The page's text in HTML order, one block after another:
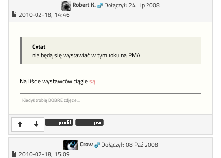
Robert K.
Dołączył: 24 Lip 2008
2010-02-18, 14:46
Cytat
nie będą się wystawiać w tym roku na PMA
Na liście wystawców ciąglesą
Kiedyś zrobię DOBRE zdjęcie...
Crow
Dołączył: 08 Paź 2008
2010-02-18, 15:09